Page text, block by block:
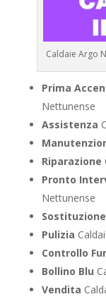
Caldaie Argo
Prima
Nettunense
Assistenza
Riparazione
Pronto
Nettunense
Sostituzione
Pulizia
Controllo
Bollino Blu
Vendita